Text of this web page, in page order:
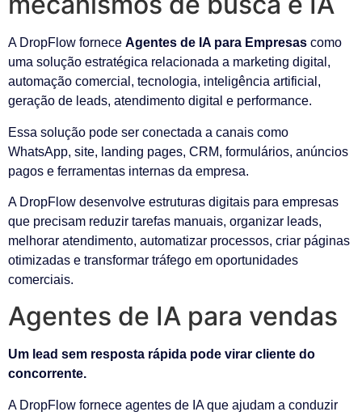
A DropFlow fornece Agentes de IA para Empresas como
uma solução estratégica relacionada a marketing digital,
automação comercial, tecnologia, inteligência artificial,
geração de leads, atendimento digital e performance.
Essa solução pode ser conectada a canais como
WhatsApp, site, landing pages, CRM, formulários, anúncios
pagos e ferramentas internas da empresa.
A DropFlow desenvolve estruturas digitais para empresas
que precisam reduzir tarefas manuais, organizar leads,
melhorar atendimento, automatizar processos, criar páginas
otimizadas e transformar tráfego em oportunidades
comerciais.
Agentes de IA para vendas
Um lead sem resposta rápida pode virar cliente do
concorrente.
A DropFlow fornece agentes de IA que ajudam a conduzir